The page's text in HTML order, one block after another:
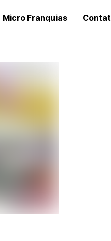
Micro Franquias